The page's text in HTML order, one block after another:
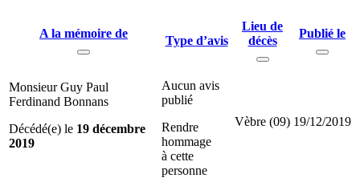
A la mémoire de
Type d’avis
Lieu de
décès
Publié le
Monsieur Guy Paul
Ferdinand Bonnans
Décédé(e) le 19 décembre
2019
Aucun avis
publié
Rendre
hommage
à cette
personne
Vèbre (09) 19/12/2019